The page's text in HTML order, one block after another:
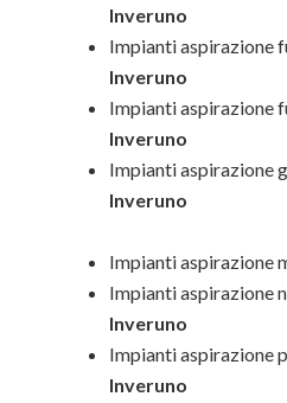
Inveruno
Impianti aspirazione
Inveruno
Impianti aspirazione
Inveruno
Impianti aspirazione
Inveruno
Impianti aspirazione
Impianti aspirazione
Inveruno
Impianti aspirazione
Inveruno